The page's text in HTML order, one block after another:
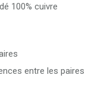
100% cuivre
entre les paires